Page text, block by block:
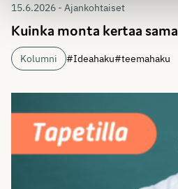
15.6.2026 - Ajankohtaiset
Kuinka monta kertaa
Kolumni #Ideahaku#teemahaku